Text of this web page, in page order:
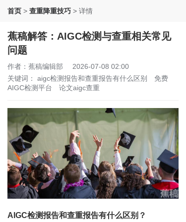
首页 > 查重降重技巧 > 详情
蕉稿解答：AIGC检测与查重相关常见
问题
作者：蕉稿编辑部
2026-07-08 02:00
关键词： aigc检测报告和查重报告有什么区别
免费
AIGC检测平台
论文aigc查重
AIGC检测报告和查重报告有什么区别？